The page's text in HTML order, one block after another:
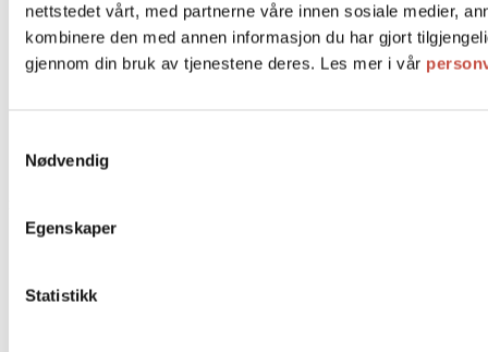
nettstedet vårt, med partnerne våre innen sosiale medier,
kombinere den med annen informasjon du har gjort
gjennom din bruk av tjenestene deres. Les mer i vår
Nødvendig
Egenskaper
Statistikk
Personvernerklæring
Salgsbetingelser
FAQ
Bestill bord
Makroner & petit fours
Sjokolade & karamell